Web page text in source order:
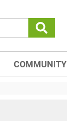
COMMUNITY